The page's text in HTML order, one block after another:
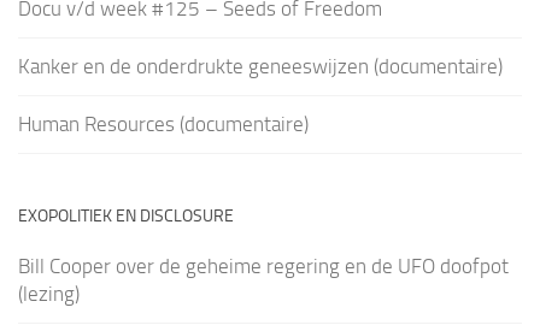
Docu v/d week #125 – Seeds of Freedom
Kanker en de onderdrukte geneeswijzen (documentaire)
Human Resources (documentaire)
EXOPOLITIEK EN DISCLOSURE
Bill Cooper over de geheime regering en de UFO doofpot
(lezing)